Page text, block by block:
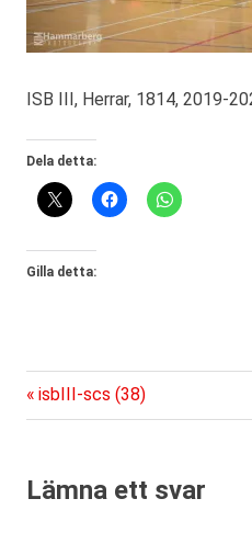
ISB III, Herrar, 1814, 2019-
Dela detta:
Gilla detta:
Inläggsnavigering
Föregående
inlägg:
isbIII-scs (38)
Lämna ett svar